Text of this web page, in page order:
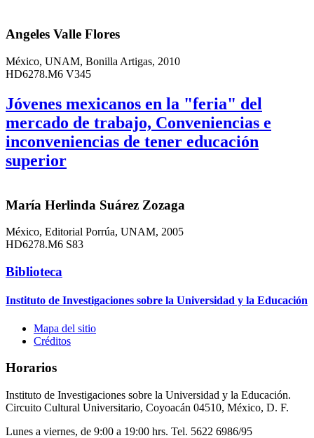
Angeles Valle Flores
México, UNAM, Bonilla Artigas, 2010
HD6278.M6 V345
Jóvenes mexicanos en la "feria" del
mercado de trabajo, Conveniencias e
inconveniencias de tener educación
superior
María Herlinda Suárez Zozaga
México, Editorial Porrúa, UNAM, 2005
HD6278.M6 S83
Biblioteca
Instituto de Investigaciones sobre la Universidad y la Educación
Mapa del sitio
Créditos
Horarios
Instituto de Investigaciones sobre la Universidad y la Educación.
Circuito Cultural Universitario, Coyoacán 04510, México, D. F.
Lunes a viernes, de 9:00 a 19:00 hrs. Tel. 5622 6986/95